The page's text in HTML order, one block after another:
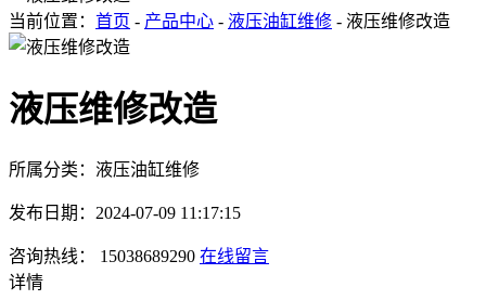
当前位置： 首页 - 产品中心 - 液压油缸维修 - 液压维修改造
液压维修改造
所属分类：液压油缸维修
发布日期：2024-07-09 11:17:15
咨询热线： 15038689290 在线留言
详情